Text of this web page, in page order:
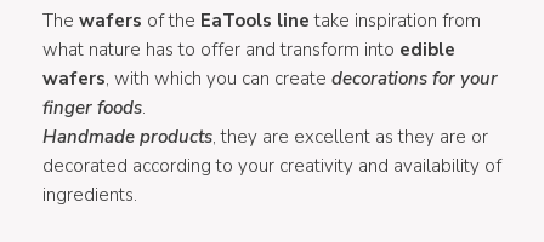
The wafers of the EaTools line take inspiration from
what nature has to offer and transform into edible
wafers, with which you can create decorations for your
finger foods.
Handmade products, they are excellent as they are or
decorated according to your creativity and availability of
ingredients.